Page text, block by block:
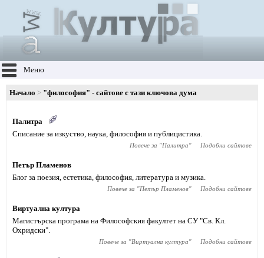
Меню
Начало "философия" - сайтове с тази ключова дума
Палитра
Списание за изкуство, наука, философия и публицистика.
Повече за "Палитра" Подобни сайтове
Петър Пламенов
Блог за поезия, естетика, философия, литература и музика.
Повече за "Петър Пламенов" Подобни сайтове
Виртуална култура
Магистърска програма на Философския факултет на СУ "Св. Кл.
Охридски".
Повече за "Виртуална култура" Подобни сайтове